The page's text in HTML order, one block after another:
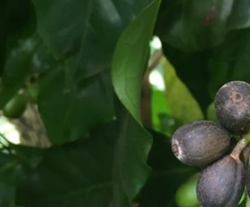
Selo
Colunistas
Parceiros
Experimentos
Serviços